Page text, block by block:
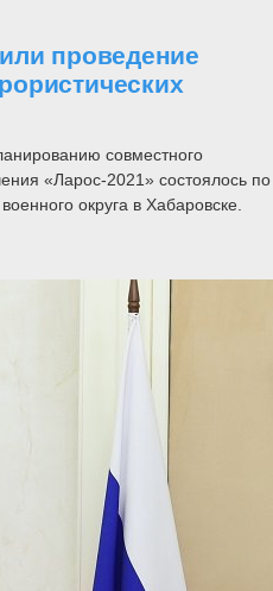
проведение
совместного
«Ларос-2021» состоялось по
округа в Хабаровске.